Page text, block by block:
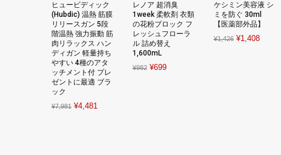
ヒュービディック
(Hubdic) 温熱 筋膜
リリースガン 5段
階温熱 強力振動 筋
肉リラックス ハン
ディガン 軽量持ち
やすい 4種のアタ
ッチメント付 プレ
ゼントに最適 ブラ
ック
¥7,981 Original
¥4,481
レノア 超消臭
1week 柔軟剤 衣類
の花粉ブロック フ
レッシュフローラ
ル 詰め替え
1,600mL
¥982 Original
¥699Current
ケシミン美容液 シ
ミを防ぐ 30ml
【医薬部外品】
¥1,426 Original
¥1,408Current